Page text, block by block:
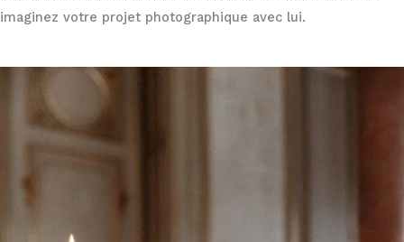
imaginez votre projet photographique avec lui.